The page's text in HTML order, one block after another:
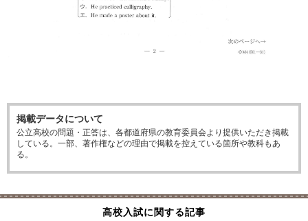
掲載データについて
公立高校の問題・正答は、各都道府県の教育委員会より提供いただき掲載
している。一部、著作権などの理由で掲載を控えている箇所や教科もあ
る。
高校入試に関する記事